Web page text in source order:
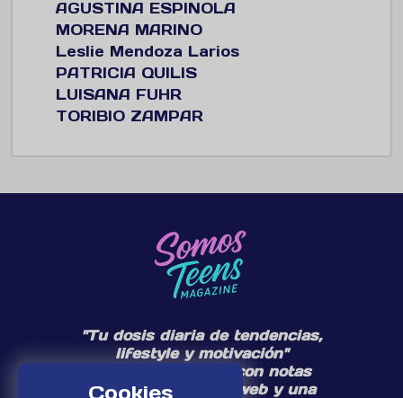
Cookies
AGUSTINA ESPINOLA
MORENA MARINO
Leslie Mendoza Larios
PATRICIA QUILIS
LUISANA FUHR
TORIBIO ZAMPAR
"Tu dosis diaria de tendencias,
lifestyle y motivación"
Te acompañamos con notas
diarias en nuestra web y una